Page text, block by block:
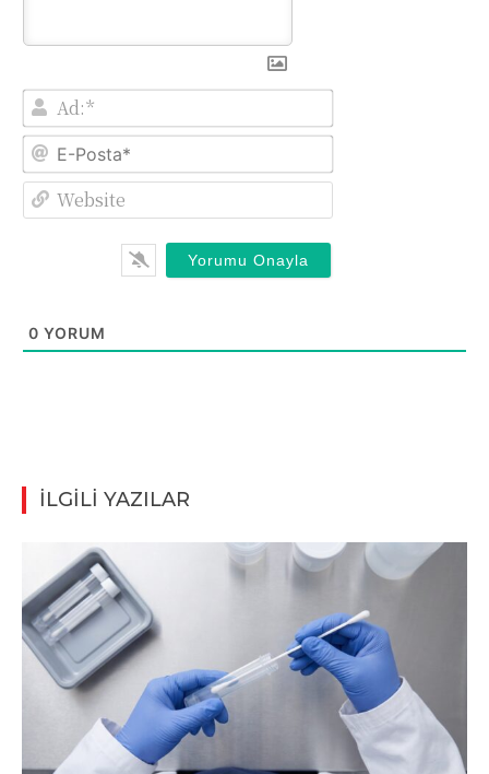
Ad:*
E-
0 YORUM
İLGİLİ YAZILAR